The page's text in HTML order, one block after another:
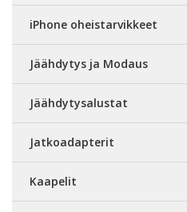
iPhone oheistarvikkeet
Jäähdytys ja Modaus
Jäähdytysalustat
Jatkoadapterit
Kaapelit